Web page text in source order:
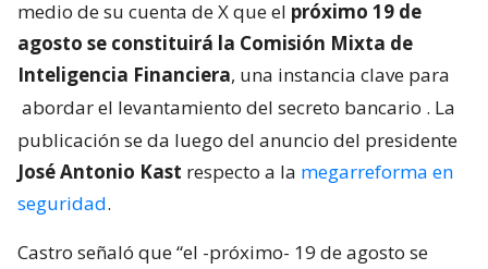
medio de su cuenta de X que el próximo 19 de
agosto se constituirá la Comisión Mixta de
Inteligencia Financiera, una instancia clave para
abordar el levantamiento del secreto bancario . La
publicación se da luego del anuncio del presidente
José Antonio Kast respecto a la megarreforma en
seguridad.
Castro señaló que “el -próximo- 19 de agosto se